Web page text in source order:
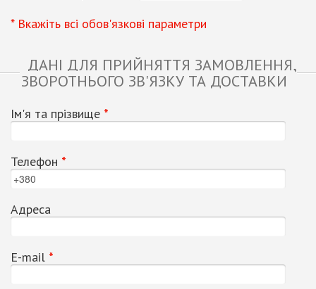
* Вкажіть всі обов'язкові параметри
ДАНІ ДЛЯ ПРИЙНЯТТЯ ЗАМОВЛЕННЯ,
ЗВОРОТНЬОГО ЗВ'ЯЗКУ ТА ДОСТАВКИ
Ім'я та прізвище *
Телефон *
Адреса
Е-mail *